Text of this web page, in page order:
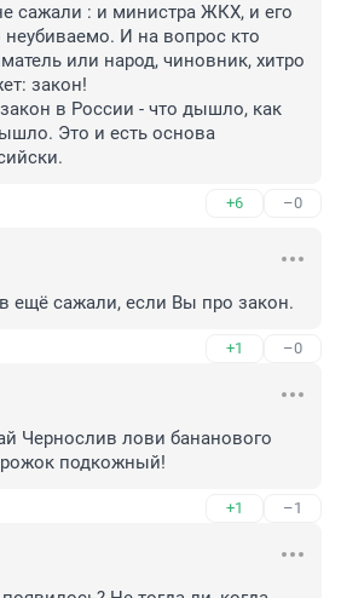
сажали : и министра ЖКХ, и его
И на вопрос кто
или народ, чиновник, хитро
закон!
в России - что дышло, как
Это и есть основа
+6 –0
ещё сажали, если Вы про закон.
+1 –0
Чернослив лови бананового
подкожный!
+1 –1